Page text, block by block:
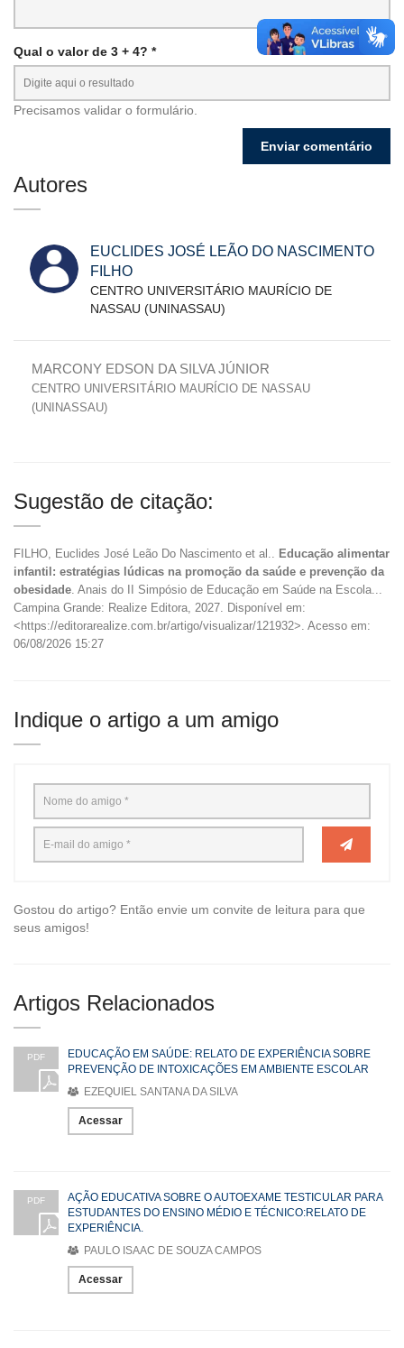
Qual o valor de 3 + 4? *
Precisamos validar o formulário.
Autores
EUCLIDES JOSÉ LEÃO DO NASCIMENTO
FILHO
CENTRO UNIVERSITÁRIO MAURÍCIO DE
NASSAU (UNINASSAU)
MARCONY EDSON DA SILVA JÚNIOR
CENTRO UNIVERSITÁRIO MAURÍCIO DE NASSAU
(UNINASSAU)
Sugestão de citação:
FILHO, Euclides José Leão Do Nascimento et al..
Educação alimentar
infantil: estratégias lúdicas na promoção da saúde e prevenção da
obesidade . Anais do II Simpósio de Educação em Saúde na Escola...
Campina Grande: Realize Editora, 2027. Disponível em:
<https://editorarealize.com.br/artigo/visualizar/121932>. Acesso em:
06/08/2026 15:27
Indique o artigo a um amigo
Gostou do artigo? Então envie um convite de leitura para que
seus amigos!
Artigos Relacionados
PDF
EDUCAÇÃO EM SAÚDE: RELATO DE EXPERIÊNCIA SOBRE
PREVENÇÃO DE INTOXICAÇÕES EM AMBIENTE ESCOLAR
EZEQUIEL SANTANA DA SILVA
Acessar
PDF
AÇÃO EDUCATIVA SOBRE O AUTOEXAME TESTICULAR PARA
ESTUDANTES DO ENSINO MÉDIO E TÉCNICO:RELATO DE
EXPERIÊNCIA.
PAULO ISAAC DE SOUZA CAMPOS
Acessar